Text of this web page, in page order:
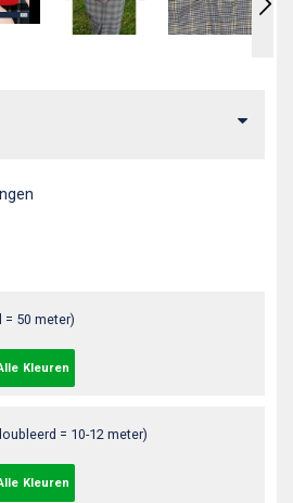
= 50 meter)
Kleuren
= 10-12 meter)
Kleuren